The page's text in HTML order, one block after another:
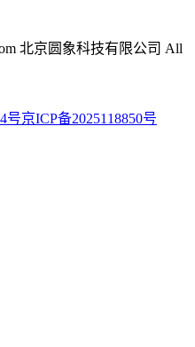
北京圆象科技有限公司 All
号京ICP备2025118850号